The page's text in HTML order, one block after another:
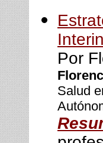
Por
Salud